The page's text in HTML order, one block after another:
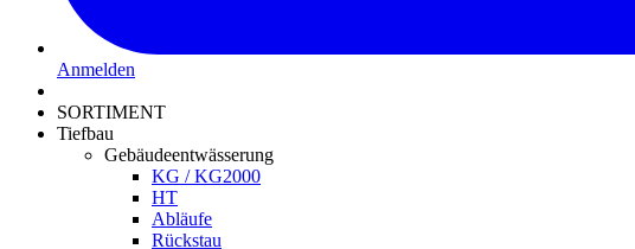
Anmelden
SORTIMENT
Tiefbau
Gebäudeentwässerung
KG / KG2000
HT
Abläufe
Rückstau